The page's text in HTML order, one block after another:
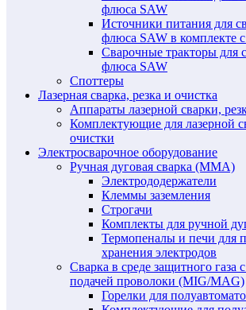
флюса SAW
Источники питания для
флюса SAW в комплекте
Сварочные тракторы для
флюса SAW
Споттеры
Лазерная сварка, резка и очистка
Аппараты лазерной сварки,
Комплектующие для лазерной
очистки
Электросварочное оборудование
Ручная дуговая сварка (MMA)
Электрододержатели
Клеммы заземления
Строгачи
Комплекты для ручной
Термопеналы и печи для
хранения электродов
Сварка в среде защитного газа
подачей проволоки (MIG/MAG)
Горелки для